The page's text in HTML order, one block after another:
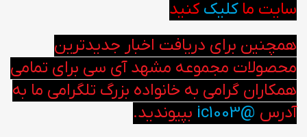
سایت ماکلیک کنید
همچنین برای دریافت اخبار جدیدترین
محصولات مجموعه مشهد آی سی برای تمامی
همکاران گرامی به خانواده بزرگ تلگرامی ما به
آدرس @ic1003 بپیوندید.